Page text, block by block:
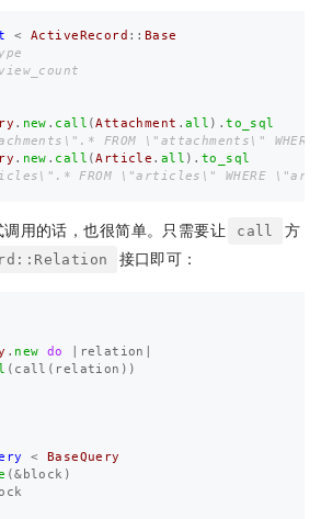
< ActiveRecord :: Base
. new . call (Attachment . all ).to_sql
FROM \"attachments\"
. new . call (Article . all ). to_sql
FROM \"articles\" WHERE
用的话，也很简单。只需要让 call
方
接口即可：
. new do relation
( call ( relation ))
<
BaseQuery
(& block )